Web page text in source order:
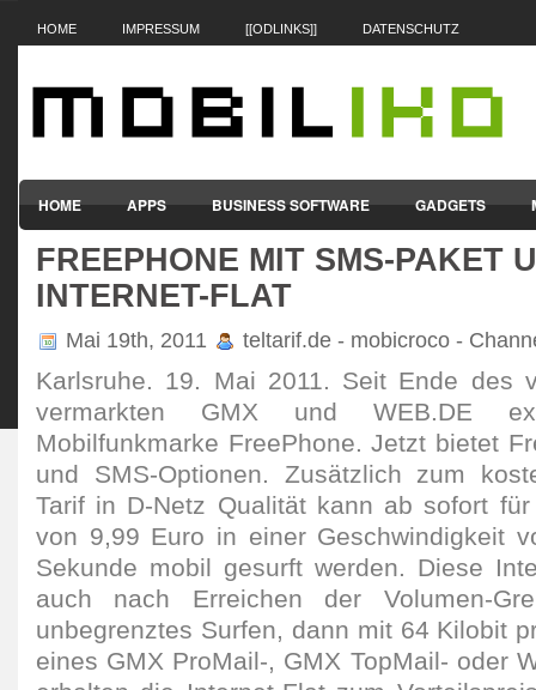
HOME IMPRESSUM [[ODLINKS]] DATENSCHUTZ
HOME APPS BUSINESS SOFTWARE GADGETS
SMARTPHONES & HANDYS TABLET-PCS VERTRÄGE &
FREEPHONE MIT SMS-PAKET
INTERNET-FLAT
Mai 19th, 2011 teltarif.de - mobicroco -
Karlsruhe. 19. Mai 2011. Seit Ende des
vermarkten GMX und WEB.DE
Mobilfunkmarke FreePhone. Jetzt bietet
und SMS-Optionen. Zusätzlich zum
Tarif in D-Netz Qualität kann ab sofort
von 9,99 Euro in einer Geschwindigkeit
Sekunde mobil gesurft werden. Diese
auch nach Erreichen der Volumen-
unbegrenztes Surfen, dann mit 64 Kilobit
eines GMX ProMail-, GMX TopMail- oder